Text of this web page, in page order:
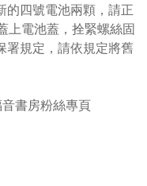
的四號電池兩顆，請正
上電池蓋，拴緊螺絲固
署規定，請依規定將舊
書房粉絲專頁